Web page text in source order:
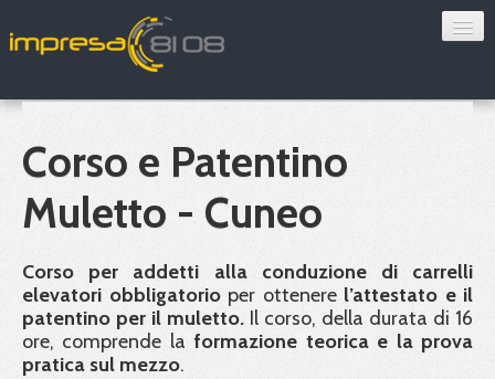
Sorveglianza sanitaria
Convenzioni
Blog
Chi siamo
Contatti
Corso e Patentino
Muletto - Cuneo
Corso per addetti alla conduzione di carrelli
elevatori obbligatorioper ottenere l’attestato e il
patentino per il muletto. Il corso, della durata di 16
ore, comprende laformazione teorica e la prova
pratica sul mezzo.